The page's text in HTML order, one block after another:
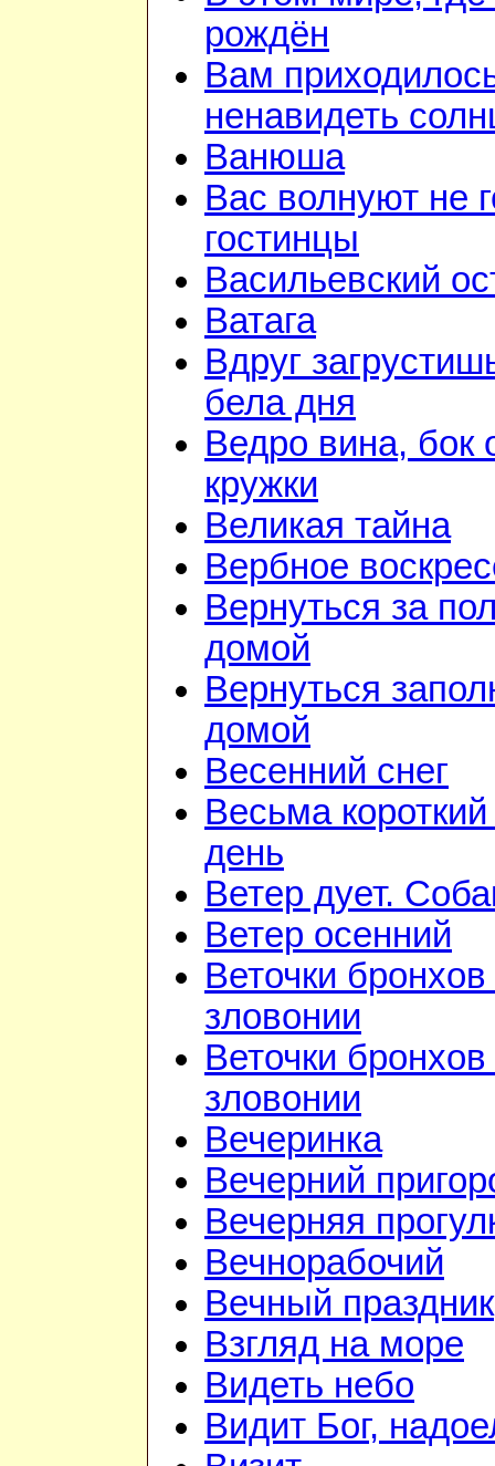
рождён
Вам
ненавидеть
Ванюша
Вас волнуют не
гостинцы
Васильевский
Ватага
Вдруг
бела дня
Ведро вина, бок
кружки
Великая тайна
Вербное
Вернуться за
домой
Вернуться
домой
Весенний снег
Весьма
день
Ветер дует.
Ветер осенний
Веточки
зловонии
Веточки
зловонии
Вечеринка
Вечерний
Вечерняя
Вечнорабочий
Вечный праздник
Взгляд на море
Видеть небо
Видит Бог,